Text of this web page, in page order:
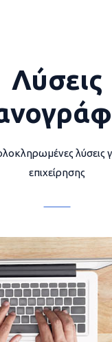
Λύσεις
λύσεις
επιχείρησης